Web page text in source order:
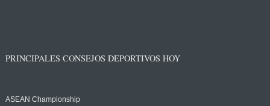
PRINCIPALES CONSEJOS DEPORTIVOS HOY
ASEAN Championship